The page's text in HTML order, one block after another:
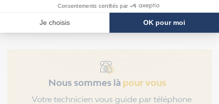
Nous sommes là pour vous
Votre technicien vous guide par téléphone